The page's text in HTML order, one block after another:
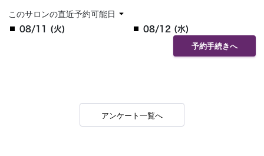
このサロンの直近予約可能日
08/11 (火) 08/12 (水)
予約手続きへ
アンケート一覧へ